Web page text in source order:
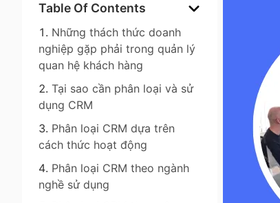
Table Of Contents
Những thách thức doanh
nghiệp gặp phải trong quản lý
quan hệ khách hàng
Tại sao cần phân loại và sử
dụng CRM
Phân loại CRM dựa trên
cách thức hoạt động
Phân loại CRM theo ngành
nghề sử dụng